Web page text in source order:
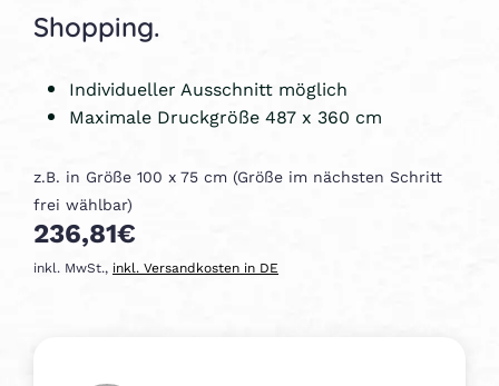
Shopping.
Individueller Ausschnitt möglich
Maximale Druckgröße 487 x 360 cm
z.B. in Größe 100 x 75 cm (Größe im nächsten Schritt
frei wählbar)
236,81€
inkl. MwSt., inkl. Versandkosten in DE